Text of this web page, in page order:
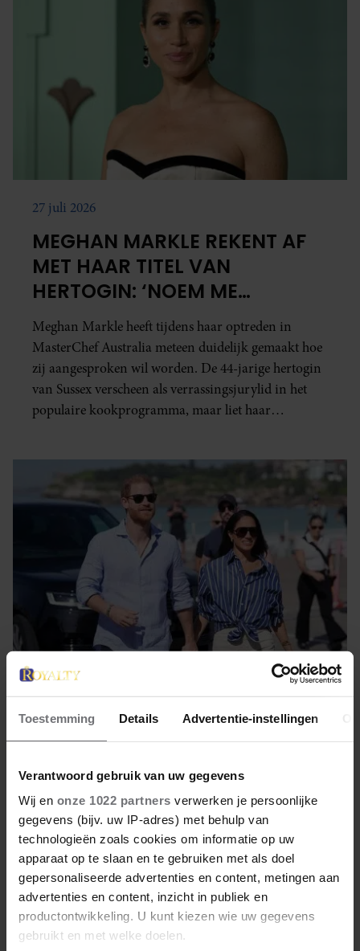
Toestemming Details Advertentie-instellingen
Verantwoord gebruik van uw gegevens
Wij en onze 1022 partners verwerken je persoonlijke
gegevens (bijv. uw IP-adres) met behulp van
technologieën zoals cookies om informatie op uw
apparaat op te slaan en te gebruiken met als doel
gepersonaliseerde advertenties en content, metingen aan
advertenties en content, inzicht in publiek en
productontwikkeling. U kunt kiezen wie uw gegevens
gebruikt en met welke doelen.
27 juli 2026
MEGHAN MARKLE REKENT AF
MET HAAR TITEL VAN
HERTOGIN: ‘NOEM ME
GEWOON MEGHAN’
Meghan Markle heeft tijdens haar optreden in
MasterChef Australia meteen duidelijk gemaakt hoe
zij aangesproken wil worden. De 44-jarige hertogin
van Sussex verscheen als verrassingsjurylid in het
populaire kookprogramma, maar liet haar
26 juli 2026
KINDEREN PRINS HARRY
BEZOEKEN VOOR HET EERST
GRAF VAN PRINSES DIANA
Een bijzonder moment voor prins Harry en zijn
gezin. Tijdens zijn bezoek aan het Verenigd
Koninkrijk heeft hij zijn kinderen voor het eerst
meegenomen naar het graf van prinses Diana op het
landgoed Althorp in Northamptonshire.